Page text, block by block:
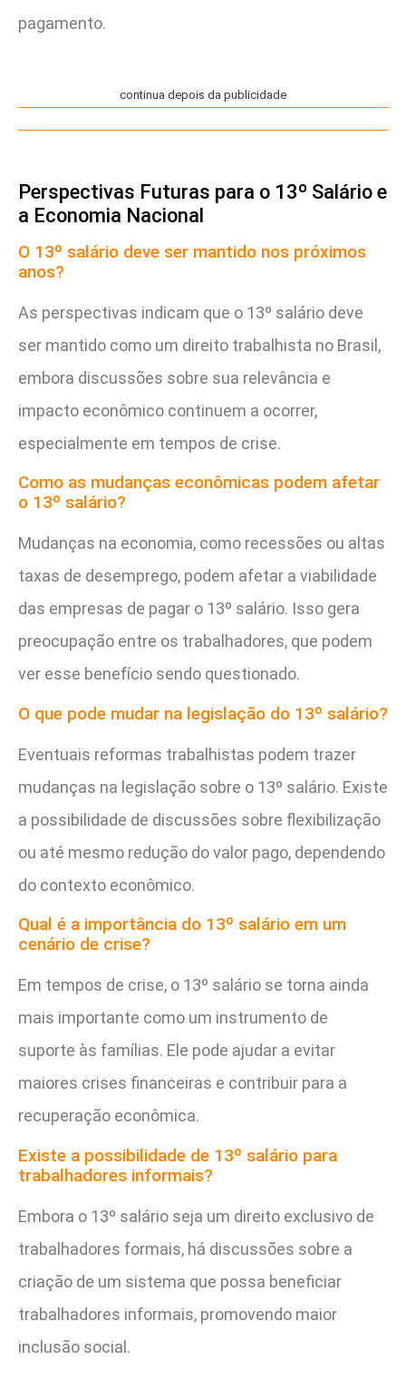
pagamento.
continua depois da publicidade
Perspectivas Futuras para o 13º Salário e
a Economia Nacional
O 13º salário deve ser mantido nos próximos
anos?
As perspectivas indicam que o 13º salário deve
ser mantido como um direito trabalhista no Brasil,
embora discussões sobre sua relevância e
impacto econômico continuem a ocorrer,
especialmente em tempos de crise.
Como as mudanças econômicas podem afetar
o 13º salário?
Mudanças na economia, como recessões ou altas
taxas de desemprego, podem afetar a viabilidade
das empresas de pagar o 13º salário. Isso gera
preocupação entre os trabalhadores, que podem
ver esse benefício sendo questionado.
O que pode mudar na legislação do 13º salário?
Eventuais reformas trabalhistas podem trazer
mudanças na legislação sobre o 13º salário. Existe
a possibilidade de discussões sobre flexibilização
ou até mesmo redução do valor pago, dependendo
do contexto econômico.
Qual é a importância do 13º salário em um
cenário de crise?
Em tempos de crise, o 13º salário se torna ainda
mais importante como um instrumento de
suporte às famílias. Ele pode ajudar a evitar
maiores crises financeiras e contribuir para a
recuperação econômica.
Existe a possibilidade de 13º salário para
trabalhadores informais?
Embora o 13º salário seja um direito exclusivo de
trabalhadores formais, há discussões sobre a
criação de um sistema que possa beneficiar
trabalhadores informais, promovendo maior
inclusão social.